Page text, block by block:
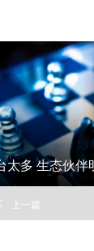
太多 生态伙伴
上一篇